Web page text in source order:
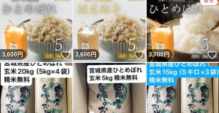
3,600円 いいね！
3,600円 いいね！
3,700円